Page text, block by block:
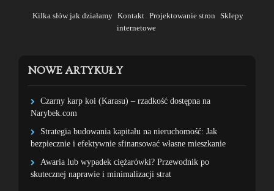
Kilka słów jak działamy Kontakt Projektowanie stron Sklepy
internetowe
NOWE ARTYKUŁY
Czarny karp koi (Karasu) – rzadkość dostępna na
Narybek.com
Strategia budowania kapitału na nieruchomość: Jak
bezpiecznie i efektywnie sfinansować własne mieszkanie
Awaria lub wypadek ciężarówki? Przewodnik po
skutecznej naprawie i minimalizacji strat